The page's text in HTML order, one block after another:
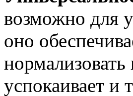
возможно для
оно
успокаивает и